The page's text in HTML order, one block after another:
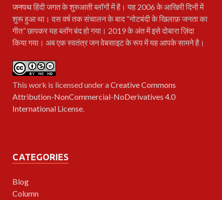
जनपथहिंदी जगत के शुरुआती ब्लॉगों में है। यह 2006 के आखिरी दिनों में
शुरू हुआ था। दस वर्ष तक संचालन के बाद “नोटबंदी के खिलाफ़ जनता का
गीत” छापकर यह ब्लॉग बंद हो गया। 2019 के अंत में इसे दोबारा ज़िंदा
किया गया। अब एक स्वतंत्र जन वेबसाइट के रूप में यह आपके सामने है।
This work is licensed under aCreative Commons
Attribution-NonCommercial-NoDerivatives 4.0
International License.
CATEGORIES
Blog
Column